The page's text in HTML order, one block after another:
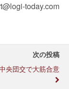
today.com
次の投稿
央団交で大筋合意